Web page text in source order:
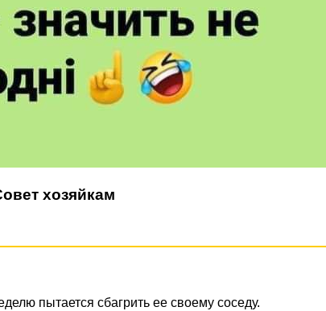
хозяйкам
пытается сбагрить ее своему соседу.